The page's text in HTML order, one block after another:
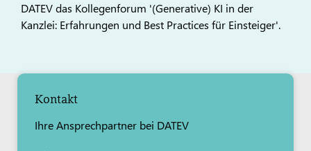
DATEV das Kollegenforum '(Generative) KI in der
Kanzlei: Erfahrungen und Best Practices für Einsteiger'.
Kontakt
Ihre Ansprechpartner bei DATEV